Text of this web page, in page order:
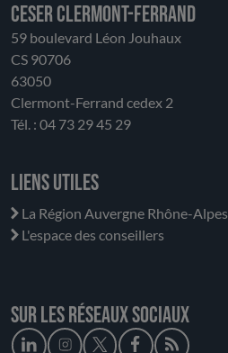
CESER Clermont-Ferrand
59 boulevard Léon Jouhaux
CS 90706
63050
Clermont-Ferrand cedex 2
Tél. : 04 73 29 45 29
Liens utiles
La Région Auvergne Rhône-Alpes
L'espace des conseillers
Sur les réseaux sociaux